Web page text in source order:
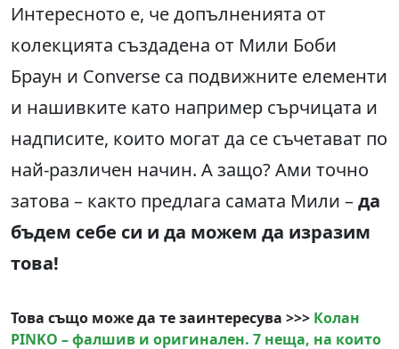
Интересното е, че допълненията от
колекцията създадена от Мили Боби
Браун и Converse са подвижните елементи
и нашивките като например сърчицата и
надписите, които могат да се съчетават по
най-различен начин. А защо? Ами точно
затова – както предлага самата Мили –да
бъдем себе си и да можем да изразим
това!
Това също може да те заинтересува >>> Колан
PINKO – фалшив и оригинален. 7 неща, на които